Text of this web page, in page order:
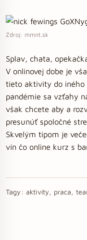
Zdroj: mmnt.sk
Splav, chata,
V onlinovej dobe je
tieto aktivity do iného
pandémie sa vzťahy
však chcete aby a
presunúť spoločné
Skvelým tipom je
vín čo online kurz s
Tagy: aktivity, praca,